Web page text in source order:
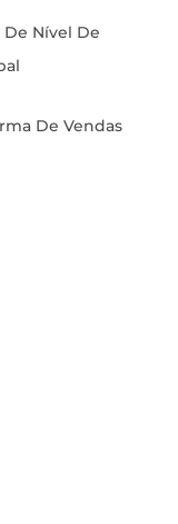
Nível De
De Vendas